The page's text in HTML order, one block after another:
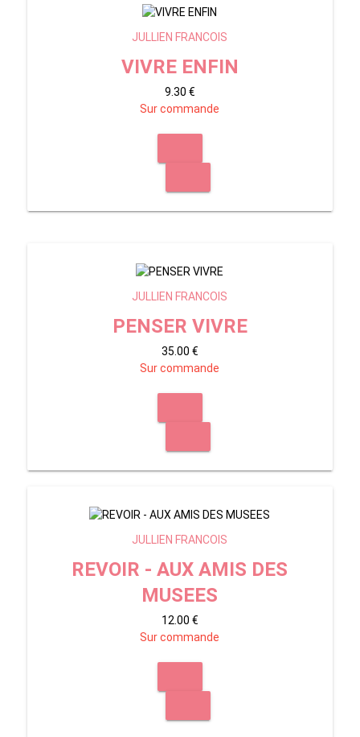
JULLIEN FRANCOIS
VIVRE ENFIN
9.30 €
Sur commande
JULLIEN FRANCOIS
PENSER VIVRE
35.00 €
Sur commande
JULLIEN FRANCOIS
REVOIR - AUX AMIS DES
MUSEES
12.00 €
Sur commande